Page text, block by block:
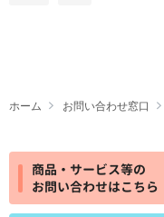
ホーム お問い合わせ窓口
商品・サービス等の
お問い合わせはこちら